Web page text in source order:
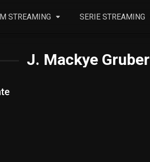
STREAMING SERIE STREAMING
J. Mackye Gruber